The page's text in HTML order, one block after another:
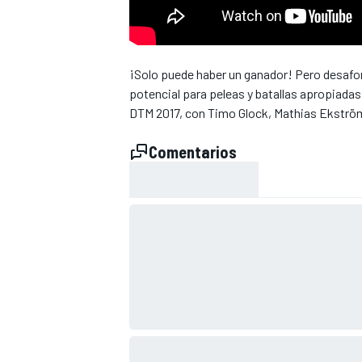
¡Solo puede haber un ganador! Pero
potencial para peleas y batallas
DTM 2017, con Timo Glock, Mathias
Comentarios